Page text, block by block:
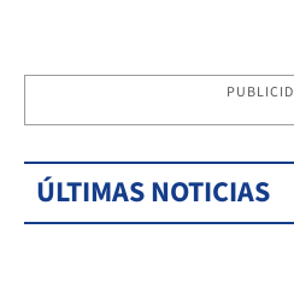
ÚLTIMAS NOTICIAS